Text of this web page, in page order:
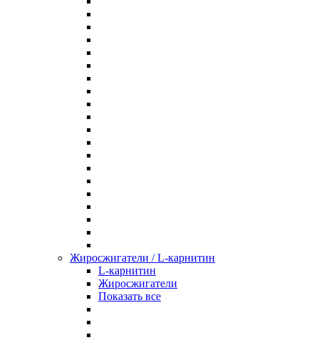
Жиросжигатели / L-карнитин
L-карнитин
Жиросжигатели
Показать все